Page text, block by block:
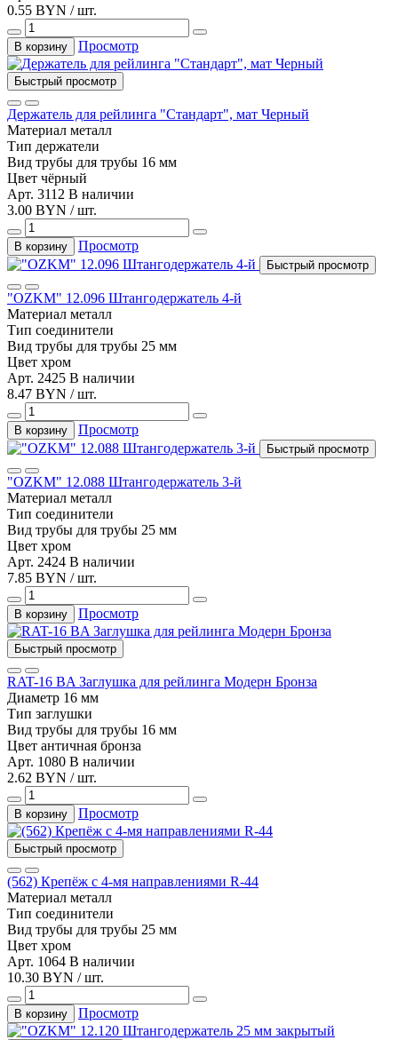
0.55 BYN / шт.
В корзину Просмотр
Быстрый просмотр
Держатель для рейлинга "Стандарт", мат Черный
Материал металл
Тип держатели
Вид трубы для трубы 16 мм
Цвет чёрный
Арт. 3112 В наличии
3.00 BYN / шт.
В корзину Просмотр
Быстрый просмотр
"OZKM" 12.096 Штангодержатель 4-й
Материал металл
Тип соединители
Вид трубы для трубы 25 мм
Цвет хром
Арт. 2425 В наличии
8.47 BYN / шт.
В корзину Просмотр
Быстрый просмотр
"OZKM" 12.088 Штангодержатель 3-й
Материал металл
Тип соединители
Вид трубы для трубы 25 мм
Цвет хром
Арт. 2424 В наличии
7.85 BYN / шт.
В корзину Просмотр
Быстрый просмотр
RAT-16 BA Заглушка для рейлинга Модерн Бронза
Диаметр 16 мм
Тип заглушки
Вид трубы для трубы 16 мм
Цвет античная бронза
Арт. 1080 В наличии
2.62 BYN / шт.
В корзину Просмотр
Быстрый просмотр
(562) Крепёж с 4-мя направлениями R-44
Материал металл
Тип соединители
Вид трубы для трубы 25 мм
Цвет хром
Арт. 1064 В наличии
10.30 BYN / шт.
В корзину Просмотр